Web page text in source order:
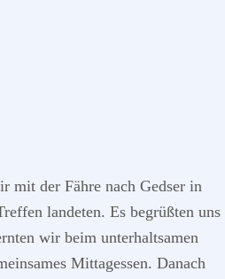
mit der Fähre nach Gedser in
landeten. Es begrüßten uns
wir beim unterhaltsamen
Mittagessen. Danach